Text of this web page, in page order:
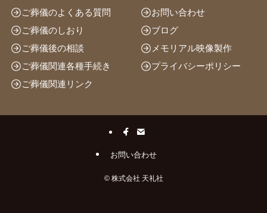
ご葬儀のよくある質問
ご葬儀のしおり
ご葬儀後の相談
ご葬儀関連各種手続き
ご葬儀関連リンク
お問い合わせ
ブログ
メモリアル映像製作
プライバシーポリシー
お問い合わせ
©株式会社 天礼社